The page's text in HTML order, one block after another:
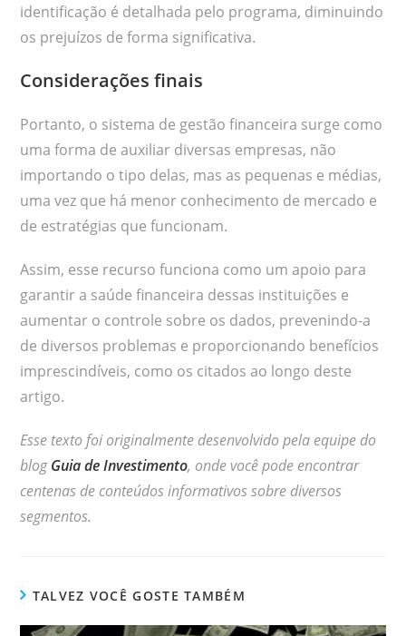
identificação é detalhada pelo programa, diminuindo
os prejuízos de forma significativa.
Considerações finais
Portanto, o sistema de gestão financeira surge como
uma forma de auxiliar diversas empresas, não
importando o tipo delas, mas as pequenas e médias,
uma vez que há menor conhecimento de mercado e
de estratégias que funcionam.
Assim, esse recurso funciona como um apoio para
garantir a saúde financeira dessas instituições e
aumentar o controle sobre os dados, prevenindo-a
de diversos problemas e proporcionando benefícios
imprescindíveis, como os citados ao longo deste
artigo.
Esse texto foi originalmente desenvolvido pela equipe do
blogGuia de Investimento, onde você pode encontrar
centenas de conteúdos informativos sobre diversos
segmentos.
TALVEZ VOCÊ GOSTE TAMBÉM